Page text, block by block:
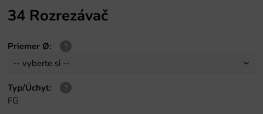
34 Rozrezávač
Priemer Ø:
Typ/Úchyt:
FG